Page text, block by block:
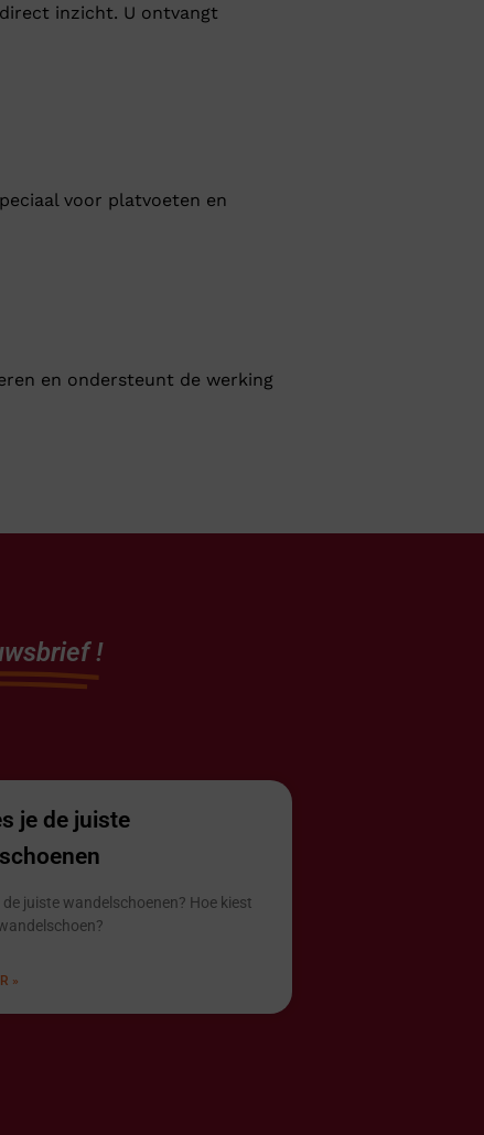
inzicht. U ontvangt
voor platvoeten en
en ondersteunt de werking
!
je de juiste
de juiste wandelschoenen? Hoe kiest
»